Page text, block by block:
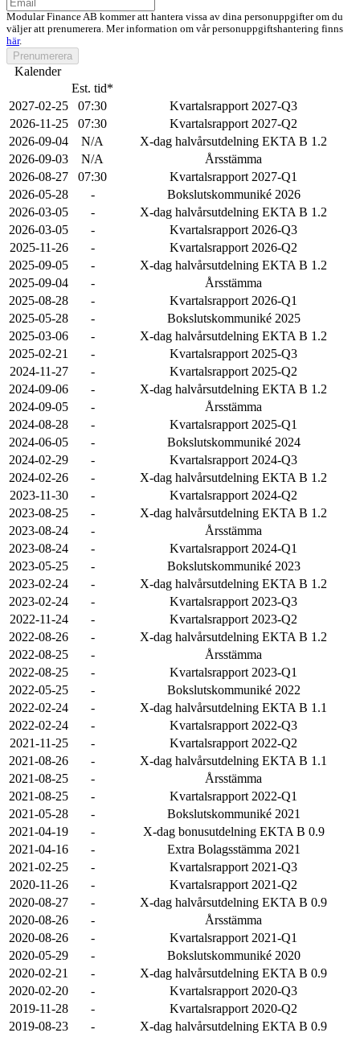
Modular Finance AB kommer att hantera vissa av dina personuppgifter om du
väljer att prenumerera. Mer information om vår personuppgiftshantering finns
här.
Prenumerera
Kalender
Est. tid*
2027-02-25
07:30
Kvartalsrapport 2027-Q3
2026-11-25
07:30
Kvartalsrapport 2027-Q2
2026-09-04
N/A
X-dag halvårsutdelning EKTA B 1.2
2026-09-03
N/A
Årsstämma
2026-08-27
07:30
Kvartalsrapport 2027-Q1
2026-05-28
-
Bokslutskommuniké 2026
2026-03-05
-
X-dag halvårsutdelning EKTA B 1.2
2026-03-05
-
Kvartalsrapport 2026-Q3
2025-11-26
-
Kvartalsrapport 2026-Q2
2025-09-05
-
X-dag halvårsutdelning EKTA B 1.2
2025-09-04
-
Årsstämma
2025-08-28
-
Kvartalsrapport 2026-Q1
2025-05-28
-
Bokslutskommuniké 2025
2025-03-06
-
X-dag halvårsutdelning EKTA B 1.2
2025-02-21
-
Kvartalsrapport 2025-Q3
2024-11-27
-
Kvartalsrapport 2025-Q2
2024-09-06
-
X-dag halvårsutdelning EKTA B 1.2
2024-09-05
-
Årsstämma
2024-08-28
-
Kvartalsrapport 2025-Q1
2024-06-05
-
Bokslutskommuniké 2024
2024-02-29
-
Kvartalsrapport 2024-Q3
2024-02-26
-
X-dag halvårsutdelning EKTA B 1.2
2023-11-30
-
Kvartalsrapport 2024-Q2
2023-08-25
-
X-dag halvårsutdelning EKTA B 1.2
2023-08-24
-
Årsstämma
2023-08-24
-
Kvartalsrapport 2024-Q1
2023-05-25
-
Bokslutskommuniké 2023
2023-02-24
-
X-dag halvårsutdelning EKTA B 1.2
2023-02-24
-
Kvartalsrapport 2023-Q3
2022-11-24
-
Kvartalsrapport 2023-Q2
2022-08-26
-
X-dag halvårsutdelning EKTA B 1.2
2022-08-25
-
Årsstämma
2022-08-25
-
Kvartalsrapport 2023-Q1
2022-05-25
-
Bokslutskommuniké 2022
2022-02-24
-
X-dag halvårsutdelning EKTA B 1.1
2022-02-24
-
Kvartalsrapport 2022-Q3
2021-11-25
-
Kvartalsrapport 2022-Q2
2021-08-26
-
X-dag halvårsutdelning EKTA B 1.1
2021-08-25
-
Årsstämma
2021-08-25
-
Kvartalsrapport 2022-Q1
2021-05-28
-
Bokslutskommuniké 2021
2021-04-19
-
X-dag bonusutdelning EKTA B 0.9
2021-04-16
-
Extra Bolagsstämma 2021
2021-02-25
-
Kvartalsrapport 2021-Q3
2020-11-26
-
Kvartalsrapport 2021-Q2
2020-08-27
-
X-dag halvårsutdelning EKTA B 0.9
2020-08-26
-
Årsstämma
2020-08-26
-
Kvartalsrapport 2021-Q1
2020-05-29
-
Bokslutskommuniké 2020
2020-02-21
-
X-dag halvårsutdelning EKTA B 0.9
2020-02-20
-
Kvartalsrapport 2020-Q3
2019-11-28
-
Kvartalsrapport 2020-Q2
2019-08-23
- X-dag halvårsutdelning EKTA B 0.9